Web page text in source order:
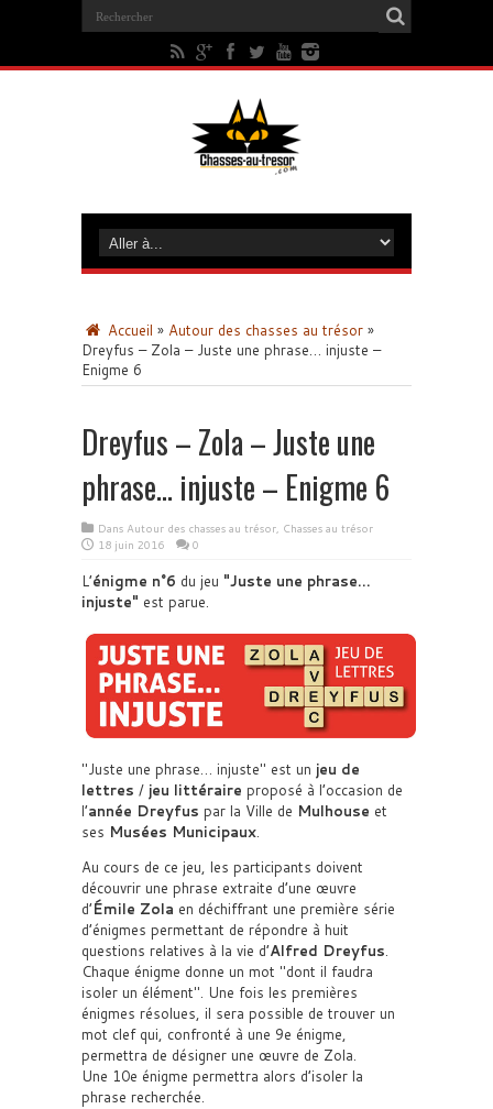
Accueil » Autour des chasses au trésor »
Dreyfus – Zola – Juste une phrase… injuste –
Enigme 6
Dreyfus – Zola – Juste une
phrase… injuste – Enigme 6
Dans Autour des chasses au trésor, Chasses au trésor
18 juin 2016
0
L’énigme n°6 du jeu
Juste une phrase…
injuste
est parue.
Juste une phrase… injuste est un jeu de
lettres / jeu littéraire proposé à l’occasion de
l’année Dreyfus par la Ville de Mulhouse et
ses Musées Municipaux.
Au cours de ce jeu, les participants doivent
découvrir une phrase extraite d’une œuvre
d’Émile Zola en déchiffrant une première série
d’énigmes permettant de répondre à huit
questions relatives à la vie d’Alfred Dreyfus.
Chaque énigme donne un mot
dont il faudra
isoler un élément . Une fois les premières
énigmes résolues, il sera possible de trouver un
mot clef qui, confronté à une 9e énigme,
permettra de désigner une œuvre de Zola.
Une 10e énigme permettra alors d’isoler la
phrase recherchée.